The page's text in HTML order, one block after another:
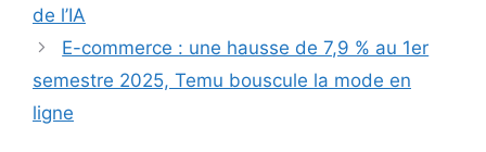
de l’IA
E-commerce : une hausse de 7,9 % au 1er
semestre 2025, Temu bouscule la mode en
ligne